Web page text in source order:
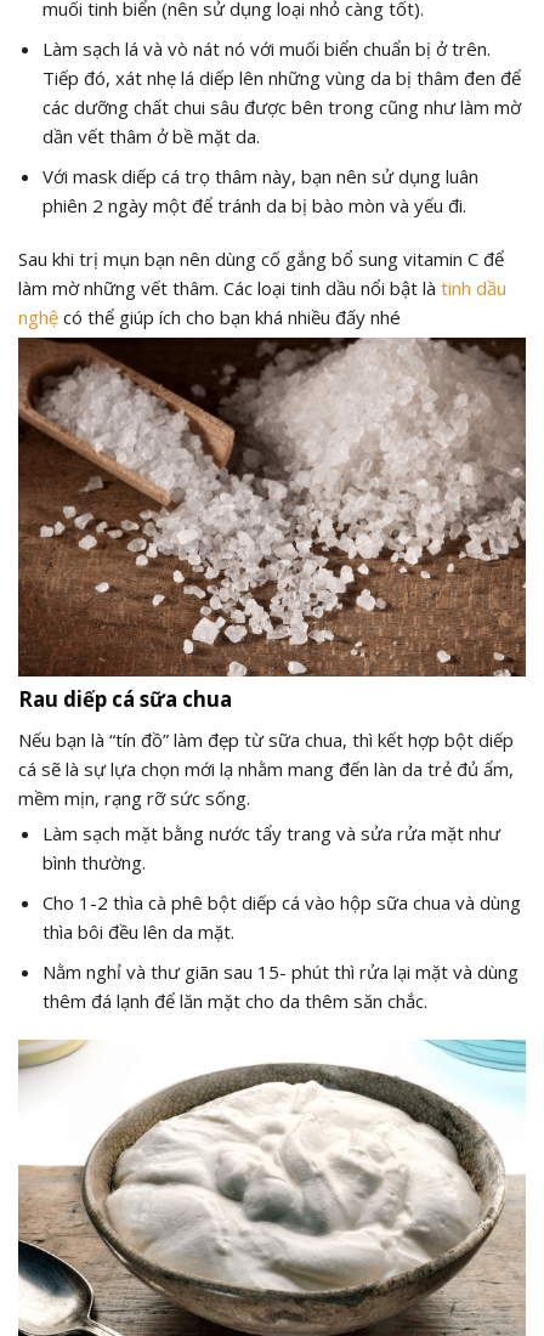
muối tinh biển (nên sử dụng loại nhỏ càng tốt).
Làm sạch lá và vò nát nó với muối biển chuẩn bị ở trên.
Tiếp đó, xát nhẹ lá diếp lên những vùng da bị thâm đen để
các dưỡng chất chui sâu được bên trong cũng như làm mờ
dần vết thâm ở bề mặt da.
Với mask diếp cá trọ thâm này, bạn nên sử dụng luân
phiên 2 ngày một để tránh da bị bào mòn và yếu đi.
Sau khi trị mụn bạn nên dùng cố gắng bổ sung vitamin C để
làm mờ những vết thâm. Các loại tinh dầu nổi bật là tinh dầu
nghệ có thể giúp ích cho bạn khá nhiều đấy nhé
Rau diếp cá sữa chua
Nếu bạn là “tín đồ” làm đẹp từ sữa chua, thì kết hợp bột diếp
cá sẽ là sự lựa chọn mới lạ nhằm mang đến làn da trẻ đủ ẩm,
mềm mịn, rạng rỡ sức sống.
Làm sạch mặt bằng nước tẩy trang và sửa rửa mặt như
bình thường.
Cho 1-2 thìa cà phê bột diếp cá vào hộp sữa chua và dùng
thìa bôi đều lên da mặt.
Nằm nghỉ và thư giãn sau 15- phút thì rửa lại mặt và dùng
thêm đá lạnh để lăn mặt cho da thêm săn chắc.